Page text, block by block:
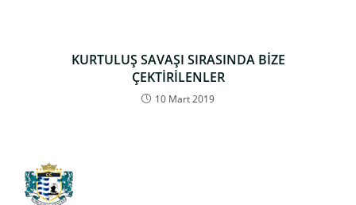
KURTULUŞ SAVAŞI SIRASINDA BİZE
ÇEKTİRİLENLER
10 Mart 2019